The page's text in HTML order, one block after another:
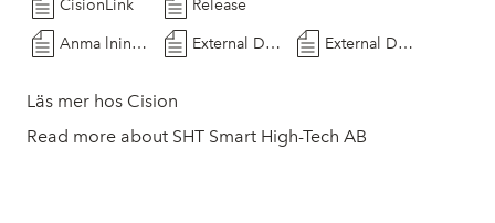
CisionLink Release
Anma lningsformula r till extra bolagssta mma 2026 External Document External Document
Läs mer hos Cision
Read more about SHT Smart High-Tech AB